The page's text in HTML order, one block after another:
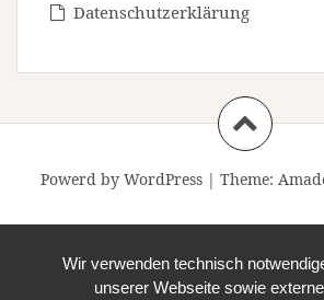
Datenschutzerklärung
Powerd by WordPress | Theme:
Wir verwenden technisch
unserer Webseite sowie